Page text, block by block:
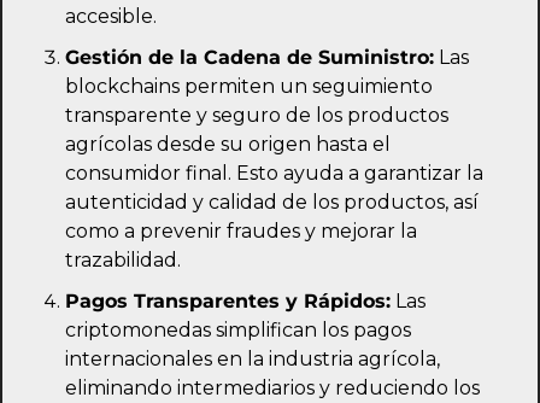
accesible.
Gestión de la Cadena de Suministro: Las
blockchains permiten un seguimiento
transparente y seguro de los productos
agrícolas desde su origen hasta el
consumidor final. Esto ayuda a garantizar la
autenticidad y calidad de los productos, así
como a prevenir fraudes y mejorar la
trazabilidad.
Pagos Transparentes y Rápidos: Las
criptomonedas simplifican los pagos
internacionales en la industria agrícola,
eliminando intermediarios y reduciendo los